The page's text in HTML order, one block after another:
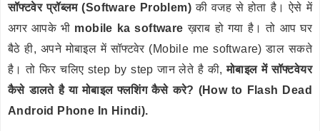
सॉफ्टवेर प्रॉब्लम (Software Problem) की वजह से होता है। ऐसे में
अगर आपके भी mobile ka software ख़राब हो गया है। तो आप घर
बैठे ही, अपने मोबाइल में सॉफ्टवेर (Mobile me software) डाल सकते
है। तो फिर चलिए step by step जान लेते है की,मोबाइल में सॉफ्टवेयर
कैसे डालते है या मोबाइल फ्लशिंग कैसे करे? (How to Flash Dead
Android Phone In Hindi).